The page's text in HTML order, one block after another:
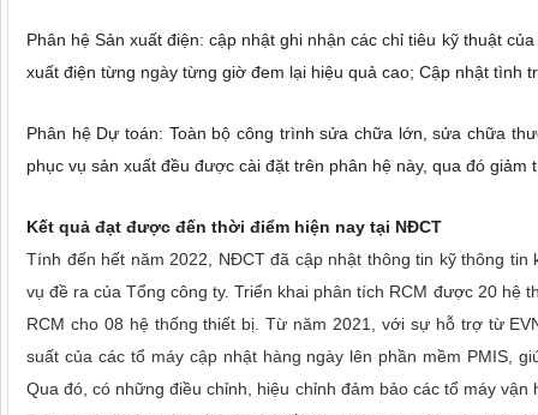
Phân hệ Sản xuất điện: cập nhật ghi nhận các chỉ tiêu kỹ thuật
xuất điện từng ngày từng giờ đem lại hiệu quả cao; Cập nhật tình
Phân hệ Dự toán: Toàn bộ công trình sửa chữa lớn, sửa chữa
phục vụ sản xuất đều được cài đặt trên phân hệ này, qua đó
Kết quả đạt được đến thời điểm hiện nay tại NĐCT
Tính đến hết năm 2022, NĐCT đã cập nhật thông tin kỹ thông
vụ đề ra của Tổng công ty. Triển khai phân tích RCM được 20 hệ
RCM cho 08 hệ thống thiết bị. Từ năm 2021, với sự hỗ trợ từ
suất của các tổ máy cập nhật hàng ngày lên phần mềm PMIS,
Qua đó, có những điều chỉnh, hiệu chỉnh đảm bảo các tổ máy